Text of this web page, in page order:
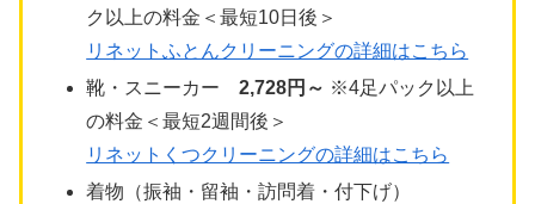
ク以上の料金＜最短10日後＞
リネットふとんクリーニングの詳細はこちら
靴・スニーカー2,728円～ ※4足パック以上
の料金＜最短2週間後＞
リネットくつクリーニングの詳細はこちら
着物（振袖・留袖・訪問着・付下げ）